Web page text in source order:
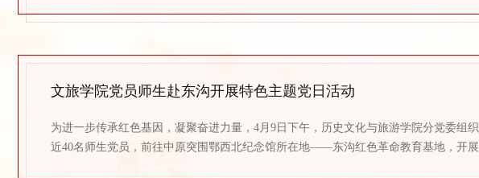
牢信仰之基 走好新时代长征路”主题党日活动。校党委常委、副校长吴红斌，校党委常
与此次沉浸式...
文旅学院党员师生赴东沟开展特色主题党日活动
为进一步传承红色基因，凝聚奋进力量，4月9日下午，历史文化与旅游学院分党委组织
近40名师生党员，前往中原突围鄂西北纪念馆所在地——东沟红色革命教育基地，开展